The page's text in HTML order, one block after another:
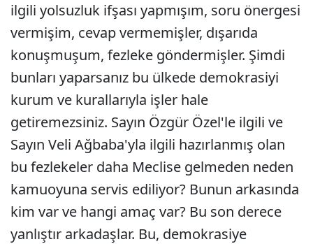
ilgili yolsuzluk ifşası yapmışım, soru önergesi
vermişim, cevap vermemişler, dışarıda
konuşmuşum, fezleke göndermişler. Şimdi
bunları yaparsanız bu ülkede demokrasiyi
kurum ve kurallarıyla işler hale
getiremezsiniz. Sayın Özgür Özel'le ilgili ve
Sayın Veli Ağbaba'yla ilgili hazırlanmış olan
bu fezlekeler daha Meclise gelmeden neden
kamuoyuna servis ediliyor? Bunun arkasında
kim var ve hangi amaç var? Bu son derece
yanlıştır arkadaşlar. Bu, demokrasiye